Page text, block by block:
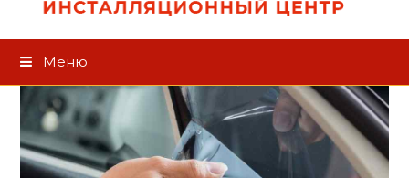
Меню